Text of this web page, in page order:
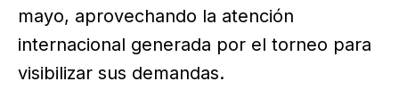
mayo, aprovechando la atención
internacional generada por el torneo para
visibilizar sus demandas.